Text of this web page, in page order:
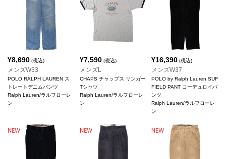
¥8,690 (税込)
メンズW33
POLO RALPH LAUREN ス
トレートデニムパンツ
Ralph Lauren/ラルフローレ
ン
¥7,590(税込)
メンズL
CHAPS チャップス リンガー
Tシャツ
Ralph Lauren/ラルフローレ
ン
¥16,390 (税込)
メンズW37
POLO by Ralph Lauren SUF
FIELD PANT コーデュロイパ
ンツ
Ralph Lauren/ラルフローレ
ン